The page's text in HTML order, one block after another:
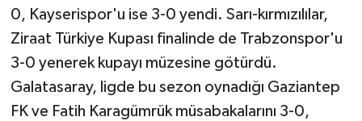
0, Kayserispor'u ise 3-0 yendi. Sarı-kırmızılılar,
Ziraat Türkiye Kupası finalinde de Trabzonspor'u
3-0 yenerek kupayı müzesine götürdü.
Galatasaray, ligde bu sezon oynadığı Gaziantep
FK ve Fatih Karagümrük müsabakalarını 3-0,